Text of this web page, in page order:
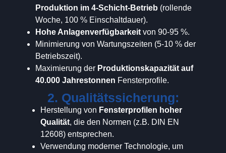
Produktion im 4-Schicht-Betrieb (rollende
Woche, 100 % Einschaltdauer).
Hohe Anlagenverfügbarkeit von 90-95 %.
Minimierung von Wartungszeiten (5-10 % der
Betriebszeit).
Maximierung der Produktionskapazität auf
40.000 Jahrestonnen Fensterprofile.
2. Qualitätssicherung:
Herstellung von Fensterprofilen hoher
Qualität, die den Normen (z.B. DIN EN
12608) entsprechen.
Verwendung moderner Technologie, um